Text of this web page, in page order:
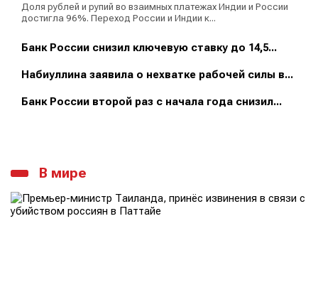
Доля рублей и рупий во взаимных платежах Индии и России
достигла 96%. Переход России и Индии к...
Банк России снизил ключевую ставку до 14,5...
Набиуллина заявила о нехватке рабочей силы в...
Банк России второй раз с начала года снизил...
В мире